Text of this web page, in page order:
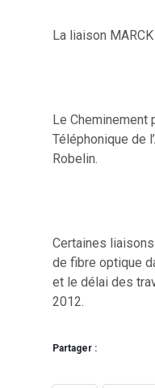
La liaison
Le Cheminement
Téléphonique de
Robelin.
Certaines
de fibre optique
et le délai des
2012.
Partager :